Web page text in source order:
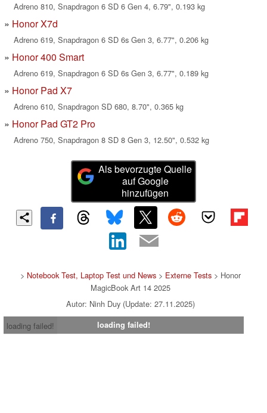
Adreno 810, Snapdragon 6 SD 6 Gen 4, 6.79", 0.193 kg
Honor X7d
Adreno 619, Snapdragon 6 SD 6s Gen 3, 6.77", 0.206 kg
Honor 400 Smart
Adreno 619, Snapdragon 6 SD 6s Gen 3, 6.77", 0.189 kg
Honor Pad X7
Adreno 610, Snapdragon SD 680, 8.70", 0.365 kg
Honor Pad GT2 Pro
Adreno 750, Snapdragon 8 SD 8 Gen 3, 12.50", 0.532 kg
Als bevorzugte Quelle
auf Google
hinzufügen
> Notebook Test, Laptop Test und News > Externe Tests > Honor
MagicBook Art 14 2025
Autor: Ninh Duy (Update: 27.11.2025)
loading failed!
loading failed!